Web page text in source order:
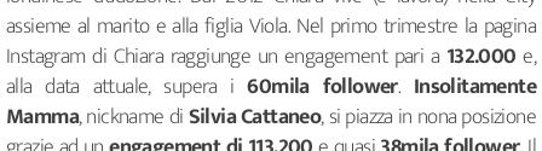
assieme al marito e alla figlia Viola. Nel primo trimestre la pagina
Instagram di Chiara raggiunge un engagement pari a 132.000e,
alla data attuale, supera i60mila follower. Insolitamente
Mamma, nickname diSilvia Cattaneo, si piazza in nona posizione